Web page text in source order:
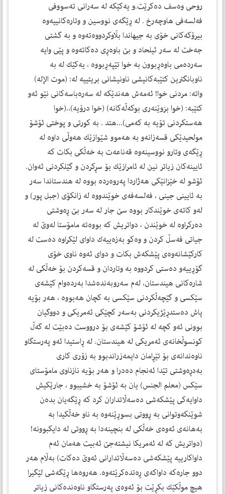
روحی وه‌سف ده‌كرێت.و یه‌كێكه‌ له‌ سه‌رانی ته‌سووفی
فه‌لسه‌فی هاوچه‌رخ . له‌ ڕێگه‌ی نووسین و وتاره‌كانییه‌وه‌
بیرۆكه‌كانی خۆی به‌ جیهاندا بڵاوكردووه‌ته‌وه‌ و به‌ گشتی
جه‌خت له‌ سه‌ر ئیلحاد و بێ باوه‌ڕی ده‌كاته‌وه‌ و پێی وایه‌
سه‌رده‌می باوه‌ڕبوون به‌ خوا تێپه‌ڕبووه‌ ، یه‌كێك له‌ به‌
ناوبانگترین كتێبه‌كانیشی ناونیشانی بریتییه‌ له‌: (موت الإله)
واته‌: مردنی خوا! ئه‌مه‌ش هه‌ندێكه‌ له‌ سه‌ره‌باسه‌كانی نێو ئه‌و
كتێبه‌: (خوا بزوێنه‌ری بوكه‌ڵه‌كانه‌) (خوا درۆیه‌)،.(خوا
هه‌ستكردنی تۆیه‌ به‌ كه‌می)...هتد . به‌ كورتی و پوختی ئۆشۆ
مولحیدێكی قسه‌زانه‌و به‌ هه‌موو شێوازێك هه‌وڵی داوه‌ له‌
ڕێگه‌ی وتارو نووسینه‌وه‌ قه‌ناعه‌ت به‌ خه‌ڵكی بكات كه‌
ئایینه‌كان زیاتر نین له‌ ئامرازێك بۆ سڕكردن و گێلكردنی ئه‌وان.
ئۆشو له‌ خێزانێكی هه‌ژاردا په‌روه‌رده‌ بووه‌ له‌ هندستاندا سه‌ر
به‌ ئایینی جینی ، فه‌لسه‌فه‌ی خوێندووه‌ له‌ زانكۆی (جبل پور) و
له‌و كاته‌ی خوێندكار بووه‌ سێ جار له‌ سه‌ر بێ ڕه‌وشتی
ده‌ركراوه‌ له‌ خوێندن ، دواتریش كه‌ بووه‌ته‌ مامۆستا له‌وێ له‌
جیاتی فه‌سڵ كردن و وه‌كو به‌زه‌ییه‌ك داوای لێكراوه‌ ده‌ست له‌
كاركێشانه‌وه‌ی پێشكه‌ش بكات و دوای ئه‌وه‌ ناوی خۆی
گۆڕییه‌و ده‌ستی كردووه‌ به‌ وتاردان و قسه‌كردن بۆ خه‌ڵكی له‌
شاره‌كانی هیندستان، له‌م سه‌روبه‌نده‌شدا به‌رده‌وام كێشه‌ی
سێكسی و گێچه‌ڵكردنی سێكسی به‌ كچان هه‌بووه‌‌ ، هه‌ر بۆیه‌
پاش ده‌ستدڕێژیكردنی به‌سه‌ر كچێكی ئه‌مریكی و دووگیان
بوونی ئه‌و كچه‌ له‌ ئۆشۆ كێشه‌ی بۆ درووست ده‌بێت له‌ گه‌ڵ
كونسوڵخانه‌ی ئه‌مریكی له‌ هیندستان. له‌ ڕاستیدا ئه‌و په‌رستگاو
ناوه‌ندانه‌ی بۆ تێڕامان دایمه‌زراندبوو به‌ زۆری كاری
به‌دڕه‌وشتی تێدا ئه‌نجام ده‌درا و هه‌ر بۆیه‌ نازناوی مامۆستای
سێكس (معلم الجنس) یان به‌ ئۆشۆ به‌ خشیبوو ، جارێكیش
داوایه‌كی پێشكه‌شی ده‌سه‌ڵاتداران كرد كه‌ ڕێگه‌یان بده‌ن
شوێنكه‌وتوانی به‌ ڕووتی بسوڕێنه‌وه‌ به‌ ناو خه‌ڵكیدا به‌
به‌هانه‌ی ئه‌وه‌ی خه‌ڵكی له‌ بنچینه‌دا به‌ ڕووتی له‌ دایكبوونه‌!
(دواتریش كه‌ له‌ ئه‌مریكا نیشته‌جێ ئه‌بیت هه‌مان ئه‌م
داواكارییه‌ پێشكه‌شی ده‌سه‌ڵاتدارانی ئه‌وێ ده‌كات) به‌ڵام هه‌ر
دوو جاره‌كه‌ داواكه‌ی ڕه‌تده‌كرێته‌وه‌. هه‌روه‌ها ڕێگه‌شی لێگیرا
هیچ موڵكێك بكڕێت بۆ ئه‌وه‌ی په‌رستگاو ناوه‌نده‌كانی زیاتر